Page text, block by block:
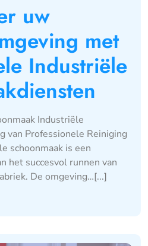
uw
met
Industriële
Industriële
van Professionele Reiniging
schoonmaak is een
het succesvol runnen van
De omgeving…[...]